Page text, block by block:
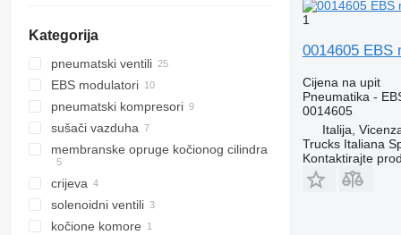
Kategorija
pneumatski ventili
EBS modulatori
pneumatski kompresori
sušači vazduha
membranske opruge kočionog cilindra
crijeva
solenoidni ventili
kočione komore
1
0014605 EBS
Cijena na upit
Pneumatika -
0014605
Italija,
Trucks Italiana
Kontaktirajte